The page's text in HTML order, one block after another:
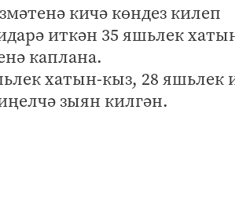
кичә көндез килеп
иткән 35 яшьлек
каплана.
хатын-кыз, 28 яшьлек
зыян килгән.